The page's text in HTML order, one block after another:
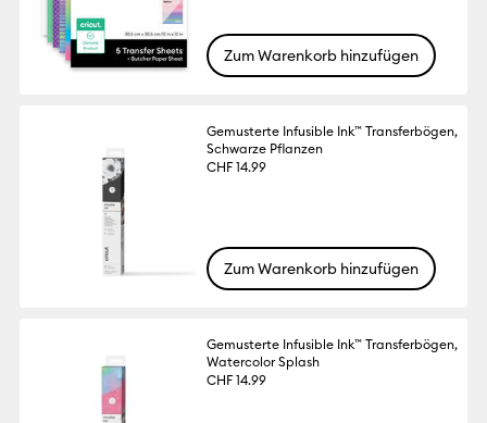
Zum Warenkorb hinzufügen
Gemusterte Infusible Ink™ Transferbögen,
Schwarze Pflanzen
CHF 14.99
Zum Warenkorb hinzufügen
Gemusterte Infusible Ink™ Transferbögen,
Watercolor Splash
CHF 14.99